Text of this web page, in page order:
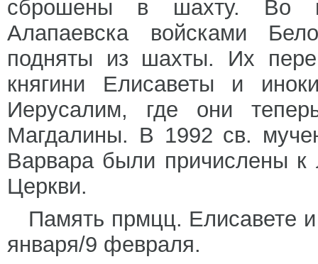
сброшены в шахту. Во
Алапаевска войсками
подняты из шахты. Их
княгини Елисаветы и
Иерусалим, где они
Магдалины. В 1992 св.
Варвара были причислены к
Церкви.
Память прмцц. Елисавете
января/9 февраля.